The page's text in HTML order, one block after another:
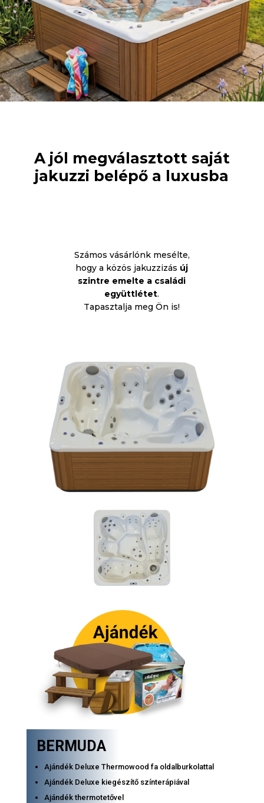
A jól megválasztott saját
jakuzzi belépő a luxusba
Számos vásárlónk mesélte,
hogy a közös jakuzzizás új
szintre emelte a családi
együttlétet.
Tapasztalja meg Ön is!
BERMUDA
Ajándék Deluxe Thermowood fa oldalburkolattal
Ajándék Deluxe kiegészítő színterápiával
Ajándék thermotetővel